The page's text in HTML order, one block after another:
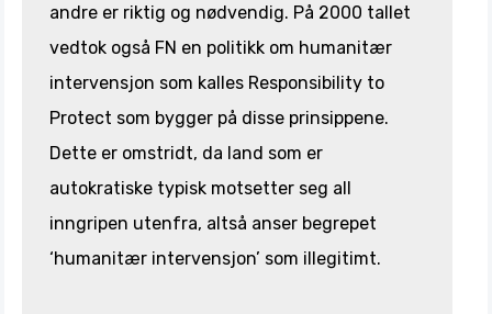
andre er riktig og nødvendig. På 2000 tallet
vedtok også FN en politikk om humanitær
intervensjon som kalles Responsibility to
Protect som bygger på disse prinsippene.
Dette er omstridt, da land som er
autokratiske typisk motsetter seg all
inngripen utenfra, altså anser begrepet
‘humanitær intervensjon’ som illegitimt.